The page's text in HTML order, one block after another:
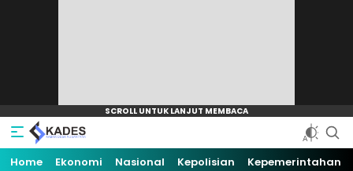
Home Ekonomi Nasional Kepolisian Kepemerintahan